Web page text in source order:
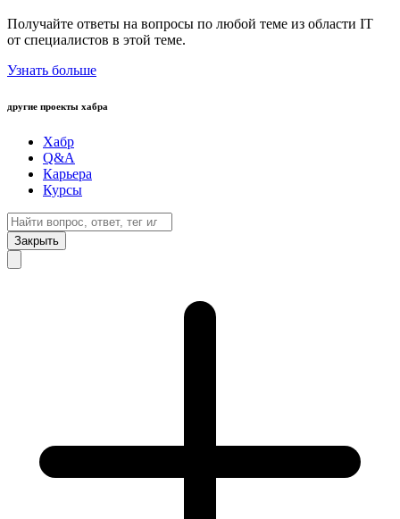
Получайте ответы на вопросы по любой теме из области IT
от специалистов в этой теме.
Узнать больше
другие проекты хабра
Хабр
Q&A
Карьера
Курсы
Закрыть